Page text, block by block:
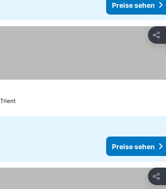
Preise sehen
Preise sehen